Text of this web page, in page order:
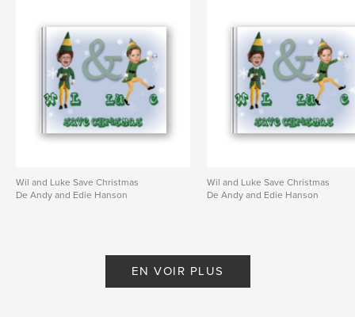
Wil and Luke Save Christmas
De Andy and Edie Hanson
Wil and Luke Save Christmas
De Andy and Edie Hanson
EN VOIR PLUS